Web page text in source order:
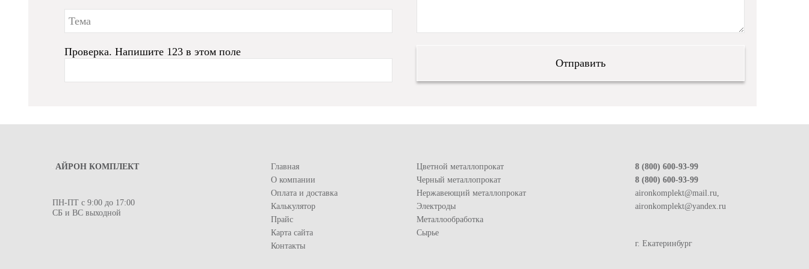
Проверка. Напишите 123 в этом поле
АЙРОН КОМПЛЕКТ
ПН-ПТ с 9:00 до 17:00
СБ и ВС выходной
Главная
О компании
Оплата и доставка
Калькулятор
Прайс
Карта сайта
Контакты
Цветной металлопрокат
Черный металлопрокат
Нержавеющий металлопрокат
Электроды
Металлообработка
Сырье
8 (800) 600-93-99
8 (800) 600-93-99
aironkomplekt@mail.ru,
aironkomplekt@yandex.ru
г. Екатеринбург